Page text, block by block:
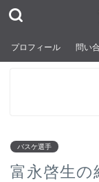
プロフィール 問い
バスケ選手
富永啓生の